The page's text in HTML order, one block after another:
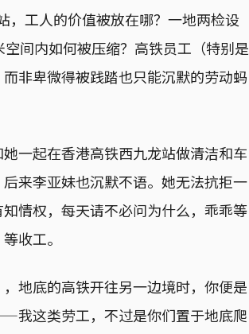
，工人的价值被放在哪？一地两检设
间内如何被压缩？高铁员工（特别是
非卑微得被践踏也只能沉默的劳动蚂
一起在香港高铁西九龙站做清洁和车
来李亚妹也沉默不语。她无法抗拒一
情权，每天请不必问为什么，乖乖等
收工。
地底的高铁开往另一边境时，你便是
我这类劳工，不过是你们置于地底爬